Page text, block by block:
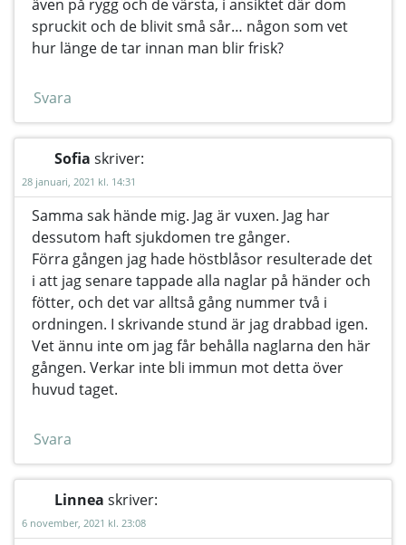
även på rygg och de värsta, i ansiktet där dom
spruckit och de blivit små sår… någon som vet
hur länge de tar innan man blir frisk?
Svara
Sofia skriver:
28 januari, 2021 kl. 14:31
Samma sak hände mig. Jag är vuxen. Jag har
dessutom haft sjukdomen tre gånger.
Förra gången jag hade höstblåsor resulterade det
i att jag senare tappade alla naglar på händer och
fötter, och det var alltså gång nummer två i
ordningen. I skrivande stund är jag drabbad igen.
Vet ännu inte om jag får behålla naglarna den här
gången. Verkar inte bli immun mot detta över
huvud taget.
Svara
Linnea skriver:
6 november, 2021 kl. 23:08